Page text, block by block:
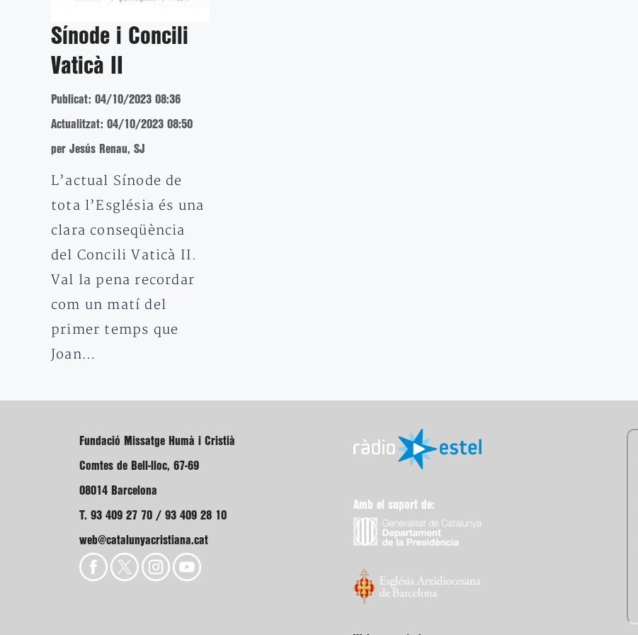
Sínode i Concili
Vaticà II
Publicat: 04/10/2023 08:36
Actualitzat: 04/10/2023 08:50
per Jesús Renau, SJ
L’actual Sínode de
tota l’Església és una
clara conseqüència
del Concili Vaticà II.
Val la pena recordar
com un matí del
primer temps que
Joan…
Fundació Missatge Humà i Cristià
Comtes de Bell-lloc, 67-69
08014 Barcelona
T. 93 409 27 70 / 93 409 28 10
web@catalunyacristiana.cat
Amb el suport de: